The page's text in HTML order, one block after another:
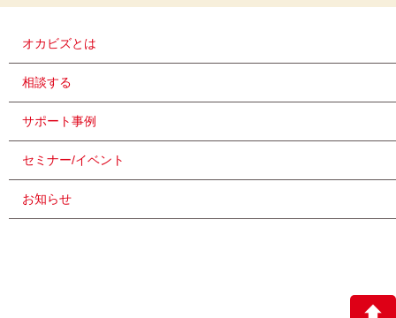
オカビズとは
相談する
サポート事例
セミナー/イベント
お知らせ